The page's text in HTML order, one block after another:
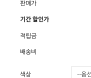
판매가
기간 할인가
적립금
배송비
색상